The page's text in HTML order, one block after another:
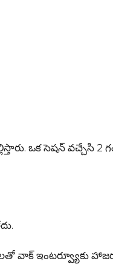
ఒక సెషన్ వచ్చేసి 2
వాక్ ఇంటర్వ్యూకు